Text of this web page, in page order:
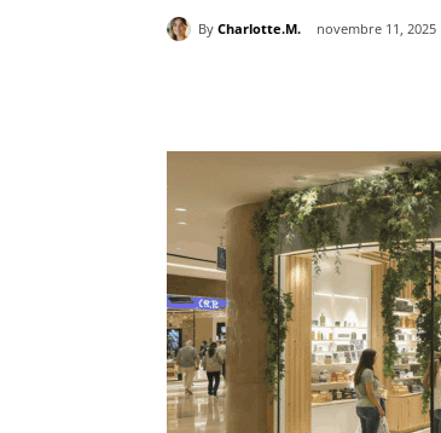
By Charlotte.M. novembre 11, 2025